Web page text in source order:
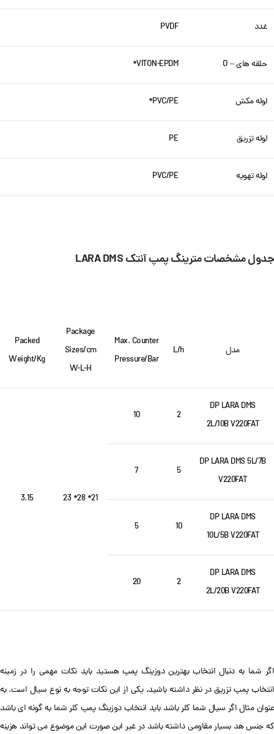
غدد PVDF
حلقه های – O VITON-EPDM*
لوله مکش PVC/PE*
لوله تزریق PE
لوله تهویه PVC/PE
جدول مشخصات مترینگ پمپ آنتکLARA DMS
مدل L/h
Max. Counter
Pressure/Bar
Package
Sizes/cm
W-L-H
Packed
Weight/Kg
DP LARA DMS
2L/10B V220FAT
2
10
21* 28* 23
3.15
DP LARA DMS 5L/7B
V220FAT
5
7
DP LARA DMS
10L/5B V220FAT
10
5
DP LARA DMS
2L/20B V220FAT
2
20
اگر شما به دنبال انتخاب بهترین دوزینگ پمپ هستید باید نکات مهمی را در زمینه
انتخاب پمپ تزریق در نظر داشته باشید. یکی از این نکات توجه به نوع سیال است. به
عنوان مثال اگر سیال شما کلر باشد باید انتخاب دوزینگ پمپ کلر شما به گونه ای باشد
که جنس هد بسیار مقاومی داشته باشد در غیر این صورت این موضوع می تواند هزینه